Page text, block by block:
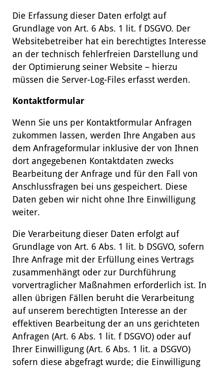
Die Erfassung dieser Daten erfolgt auf
Grundlage von Art. 6 Abs. 1 lit. f DSGVO. Der
Websitebetreiber hat ein berechtigtes Interesse
an der technisch fehlerfreien Darstellung und
der Optimierung seiner Website – hierzu
müssen die Server-Log-Files erfasst werden.
Kontaktformular
Wenn Sie uns per Kontaktformular Anfragen
zukommen lassen, werden Ihre Angaben aus
dem Anfrageformular inklusive der von Ihnen
dort angegebenen Kontaktdaten zwecks
Bearbeitung der Anfrage und für den Fall von
Anschlussfragen bei uns gespeichert. Diese
Daten geben wir nicht ohne Ihre Einwilligung
weiter.
Die Verarbeitung dieser Daten erfolgt auf
Grundlage von Art. 6 Abs. 1 lit. b DSGVO, sofern
Ihre Anfrage mit der Erfüllung eines Vertrags
zusammenhängt oder zur Durchführung
vorvertraglicher Maßnahmen erforderlich ist. In
allen übrigen Fällen beruht die Verarbeitung
auf unserem berechtigten Interesse an der
effektiven Bearbeitung der an uns gerichteten
Anfragen (Art. 6 Abs. 1 lit. f DSGVO) oder auf
Ihrer Einwilligung (Art. 6 Abs. 1 lit. a DSGVO)
sofern diese abgefragt wurde; die Einwilligung